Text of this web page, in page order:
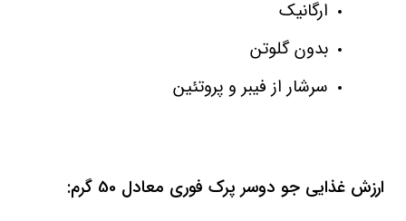
ارگانیک
بدون گلوتن
سرشار از فیبر و پروتئین
ارزش غذایی جو دوسر پرک فوری معادل 50 گرم: